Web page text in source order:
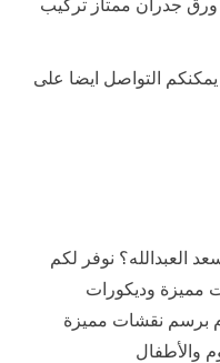
ورق جدران ممتاز تركيب
يمكنكم التواصل ايضا على
نوفر لكم
وديكورات
برسم نقشات مميزة
والأطفال